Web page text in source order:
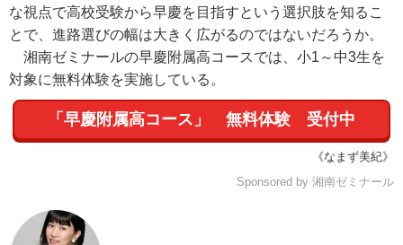
な視点で高校受験から早慶を目指すという選択肢を知るこ
とで、進路選びの幅は大きく広がるのではないだろうか。
湘南ゼミナールの早慶附属高コースでは、小1～中3生を
対象に無料体験を実施している。
「早慶附属高コース」 無料体験 受付中
《なまず美紀》
Sponsored by 湘南ゼミナール